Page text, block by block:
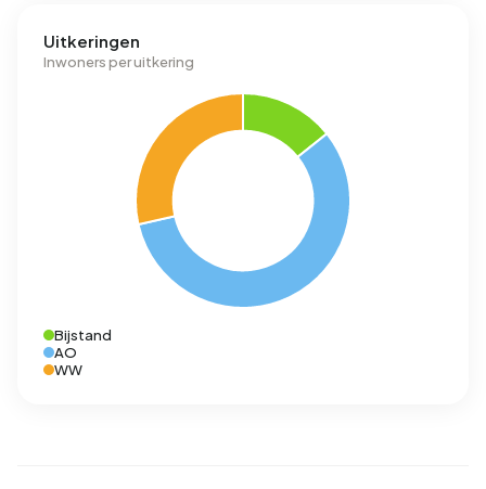
Uitkeringen
Inwoners per uitkering
Bijstand
AO
WW